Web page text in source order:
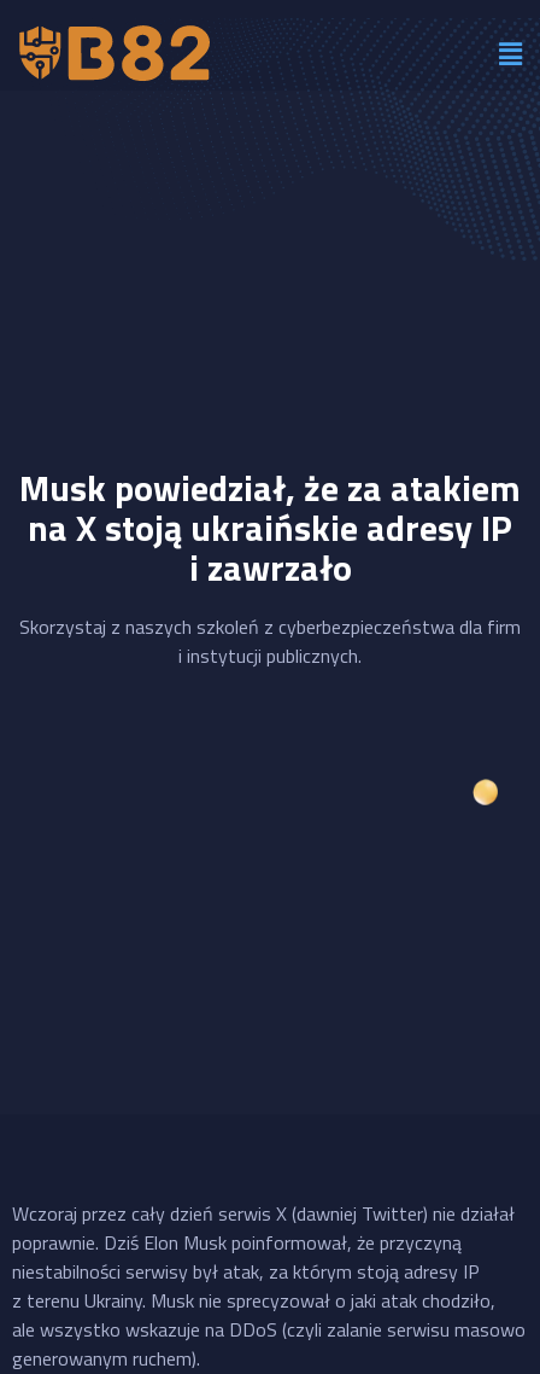
Musk powiedział, że za atakiem
na X stoją ukraińskie adresy IP
i zawrzało
Skorzystaj z naszych szkoleń z cyberbezpieczeństwa dla firm
i instytucji publicznych.
Wczoraj przez cały dzień serwis X (dawniej Twitter) nie działał
poprawnie. Dziś Elon Musk poinformował, że przyczyną
niestabilności serwisy był atak, za którym stoją adresy IP
z terenu Ukrainy. Musk nie sprecyzował o jaki atak chodziło,
ale wszystko wskazuje na DDoS (czyli zalanie serwisu masowo
generowanym ruchem).